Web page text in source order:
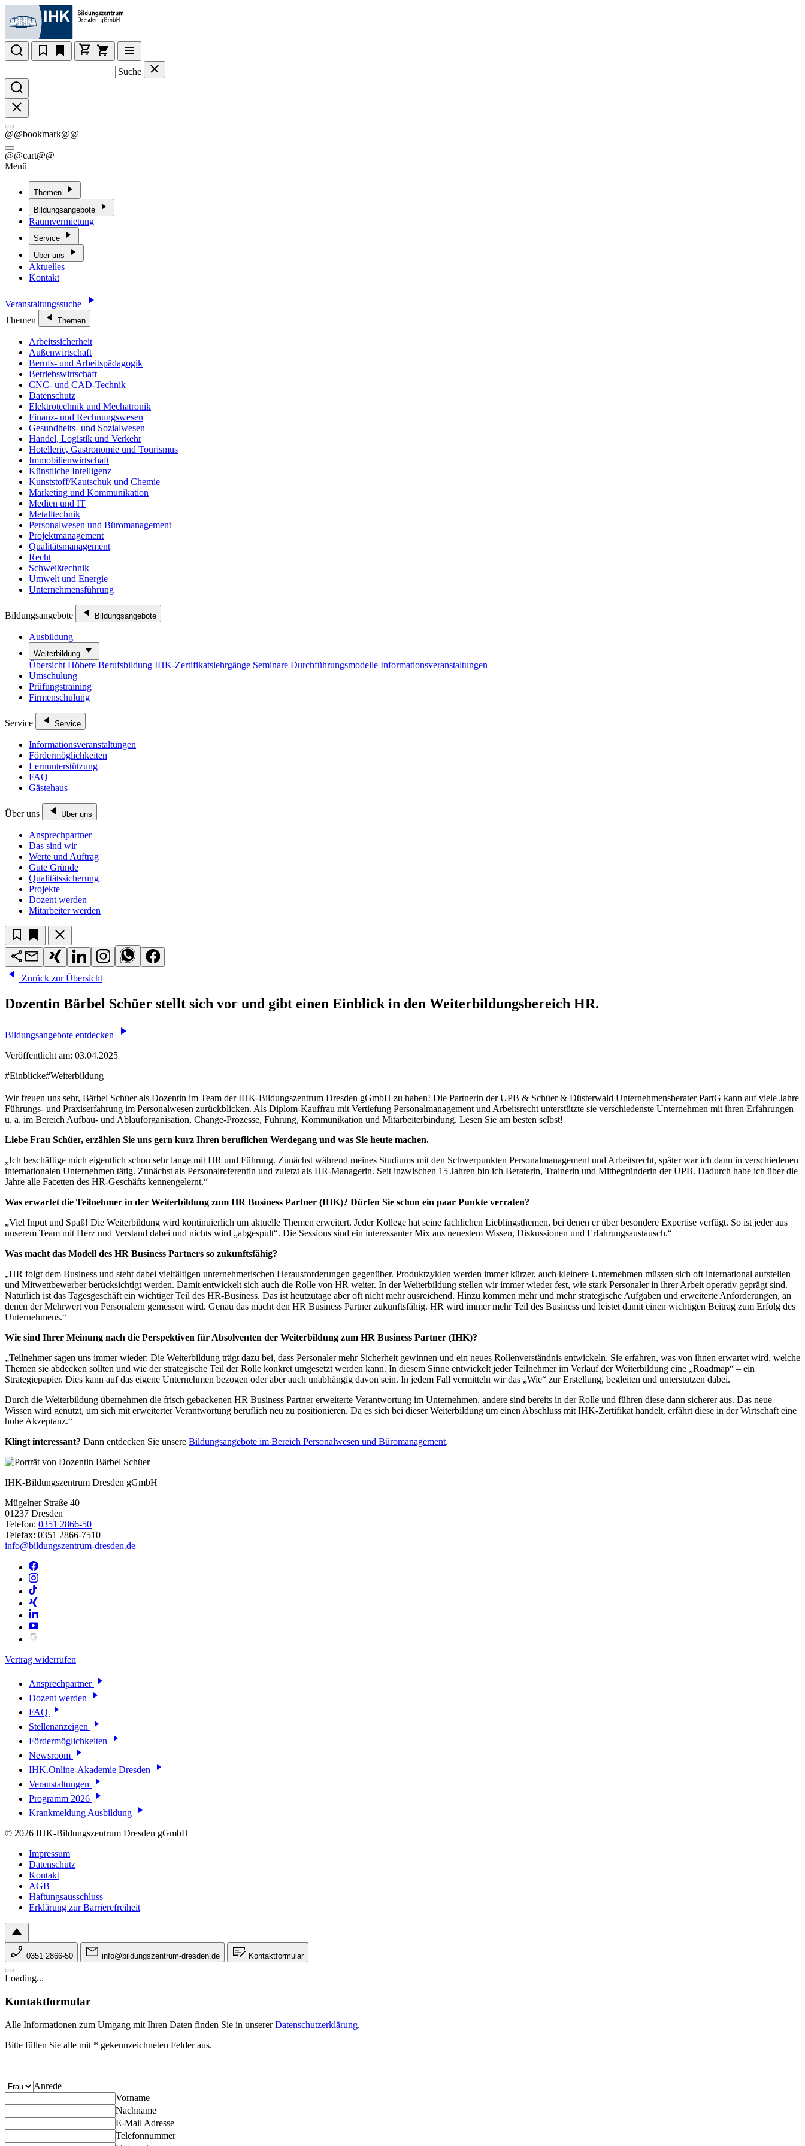
Suche
@@bookmark@@
@@cart@@
Menü
Themen
Bildungsangebote
Raumvermietung
Service
Über uns
Aktuelles
Kontakt
Veranstaltungssuche
Themen
Themen
Arbeitssicherheit
Außenwirtschaft
Berufs- und Arbeitspädagogik
Betriebswirtschaft
CNC- und CAD-Technik
Datenschutz
Elektrotechnik und Mechatronik
Finanz- und Rechnungswesen
Gesundheits- und Sozialwesen
Handel, Logistik und Verkehr
Hotellerie, Gastronomie und Tourismus
Immobilienwirtschaft
Künstliche Intelligenz
Kunststoff/Kautschuk und Chemie
Marketing und Kommunikation
Medien und IT
Metalltechnik
Personalwesen und Büromanagement
Projektmanagement
Qualitätsmanagement
Recht
Schweißtechnik
Umwelt und Energie
Unternehmensführung
Bildungsangebote Bildungsangebote
Ausbildung
Weiterbildung
Übersicht Höhere Berufsbildung IHK-Zertifikatslehrgänge Seminare Durchführungsmodelle Informationsveranstaltungen
Umschulung
Prüfungstraining
Firmenschulung
Service Service
Informationsveranstaltungen
Fördermöglichkeiten
Lernunterstützung
FAQ
Gästehaus
Über uns Über uns
Ansprechpartner
Das sind wir
Werte und Auftrag
Gute Gründe
Qualitätssicherung
Projekte
Dozent werden
Mitarbeiter werden
Zurück zur Übersicht
Dozentin Bärbel Schüer stellt sich vor und gibt einen Einblick in den Weiterbildungsbereich HR.
Bildungsangebote entdecken
Veröffentlicht am: 03.04.2025
#Einblicke#Weiterbildung
Wir freuen uns sehr, Bärbel Schüer als Dozentin im Team der IHK-Bildungszentrum Dresden gGmbH zu haben! Die Partnerin der UPB & Schüer & Düsterwald Unternehmensberater PartG kann auf viele Jahre
Führungs- und Praxiserfahrung im Personalwesen zurückblicken. Als Diplom-Kauffrau mit Vertiefung Personalmanagement und Arbeitsrecht unterstützte sie verschiedenste Unternehmen mit ihren Erfahrungen
u. a. im Bereich Aufbau- und Ablauforganisation, Change-Prozesse, Führung, Kommunikation und Mitarbeiterbindung. Lesen Sie am besten selbst!
Liebe Frau Schüer, erzählen Sie uns gern kurz Ihren beruflichen Werdegang und was Sie heute machen.
„Ich beschäftige mich eigentlich schon sehr lange mit HR und Führung. Zunächst während meines Studiums mit den Schwerpunkten Personalmanagement und Arbeitsrecht, später war ich dann in verschiedenen
internationalen Unternehmen tätig. Zunächst als Personalreferentin und zuletzt als HR-Managerin. Seit inzwischen 15 Jahren bin ich Beraterin, Trainerin und Mitbegründerin der UPB. Dadurch habe ich über die
Jahre alle Facetten des HR-Geschäfts kennengelernt.“
Was erwartet die Teilnehmer in der Weiterbildung zum HR Business Partner (IHK)? Dürfen Sie schon ein paar Punkte verraten?
„Viel Input und Spaß! Die Weiterbildung wird kontinuierlich um aktuelle Themen erweitert. Jeder Kollege hat seine fachlichen Lieblingsthemen, bei denen er über besondere Expertise verfügt. So ist jeder aus
unserem Team mit Herz und Verstand dabei und nichts wird „abgespult“. Die Sessions sind ein interessanter Mix aus neuestem Wissen, Diskussionen und Erfahrungsaustausch.“
Was macht das Modell des HR Business Partners so zukunftsfähig?
„HR folgt dem Business und steht dabei vielfältigen unternehmerischen Herausforderungen gegenüber. Produktzyklen werden immer kürzer, auch kleinere Unternehmen müssen sich oft international aufstellen
und Mitwettbewerber berücksichtigt werden. Damit entwickelt sich auch die Rolle von HR weiter. In der Weiterbildung stellen wir immer wieder fest, wie stark Personaler in ihrer Arbeit operativ geprägt sind.
Natürlich ist das Tagesgeschäft ein wichtiger Teil des HR-Business. Das ist heutzutage aber oft nicht mehr ausreichend. Hinzu kommen mehr und mehr strategische Aufgaben und erweiterte Anforderungen, an
denen der Mehrwert von Personalern gemessen wird. Genau das macht den HR Business Partner zukunftsfähig. HR wird immer mehr Teil des Business und leistet damit einen wichtigen Beitrag zum Erfolg des
Unternehmens.“
Wie sind Ihrer Meinung nach die Perspektiven für Absolventen der Weiterbildung zum HR Business Partner (IHK)?
„Teilnehmer sagen uns immer wieder: Die Weiterbildung trägt dazu bei, dass Personaler mehr Sicherheit gewinnen und ein neues Rollenverständnis entwickeln. Sie erfahren, was von ihnen erwartet wird, welche
Themen sie abdecken sollten und wie der strategische Teil der Rolle konkret umgesetzt werden kann. In diesem Sinne entwickelt jeder Teilnehmer im Verlauf der Weiterbildung eine „Roadmap“ – ein
Strategiepapier. Dies kann auf das eigene Unternehmen bezogen oder aber auch unabhängig davon sein. In jedem Fall vermitteln wir das „Wie“ zur Erstellung, begleiten und unterstützen dabei.
Durch die Weiterbildung übernehmen die frisch gebackenen HR Business Partner erweiterte Verantwortung im Unternehmen, andere sind bereits in der Rolle und führen diese dann sicherer aus. Das neue
Wissen wird genutzt, um sich mit erweiterter Verantwortung beruflich neu zu positionieren. Da es sich bei dieser Weiterbildung um einen Abschluss mit IHK-Zertifikat handelt, erfährt diese in der Wirtschaft eine
hohe Akzeptanz.“
Klingt interessant? Dann entdecken Sie unsere Bildungsangebote im Bereich Personalwesen und Büromanagement.
IHK-Bildungszentrum Dresden gGmbH
Mügelner Straße 40
01237 Dresden
Telefon: 0351 2866-50
Telefax: 0351 2866-7510
info@bildungszentrum-dresden.de
Vertrag widerrufen
Ansprechpartner
Dozent werden
FAQ
Stellenanzeigen
Fördermöglichkeiten
Newsroom
IHK.Online-Akademie Dresden
Veranstaltungen
Programm 2026
Krankmeldung Ausbildung
© 2026 IHK-Bildungszentrum Dresden gGmbH
Impressum
Datenschutz
Kontakt
AGB
Haftungsausschluss
Erklärung zur Barrierefreiheit
0351 2866-50 info@bildungszentrum-dresden.de Kontaktformular
Loading...
Kontaktformular
Alle Informationen zum Umgang mit Ihren Daten finden Sie in unsererDatenschutzerklärung.
Bitte füllen Sie alle mit * gekennzeichneten Felder aus.
Anrede
Vorname
Nachname
E-Mail Adresse
Telefonnummer